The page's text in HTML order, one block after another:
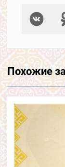
Похожие